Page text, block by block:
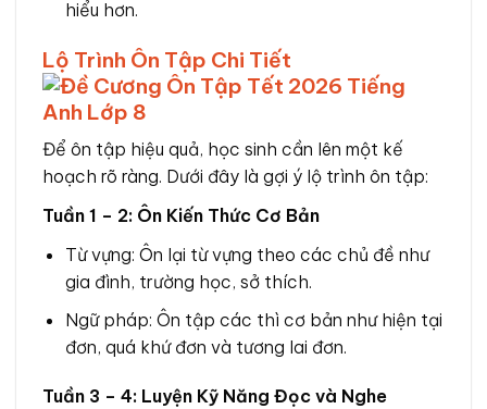
hiểu hơn.
Lộ Trình Ôn Tập Chi Tiết
Để ôn tập hiệu quả, học sinh cần lên một kế
hoạch rõ ràng. Dưới đây là gợi ý lộ trình ôn tập:
Tuần 1 – 2: Ôn Kiến Thức Cơ Bản
Từ vựng: Ôn lại từ vựng theo các chủ đề như
gia đình, trường học, sở thích.
Ngữ pháp: Ôn tập các thì cơ bản như hiện tại
đơn, quá khứ đơn và tương lai đơn.
Tuần 3 – 4: Luyện Kỹ Năng Đọc và Nghe